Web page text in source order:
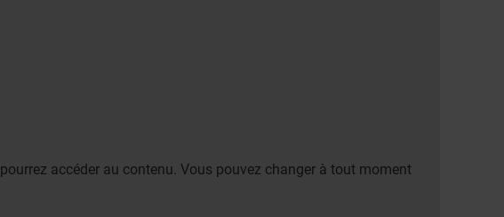
accéder au contenu. Vous pouvez changer à tout moment